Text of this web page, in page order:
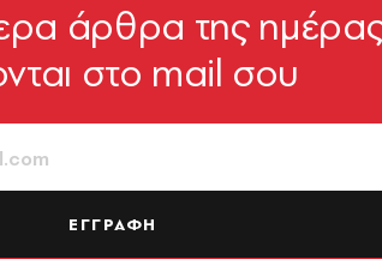
άρθρα της
στο mail σου
ΕΓΓΡΑΦΗ